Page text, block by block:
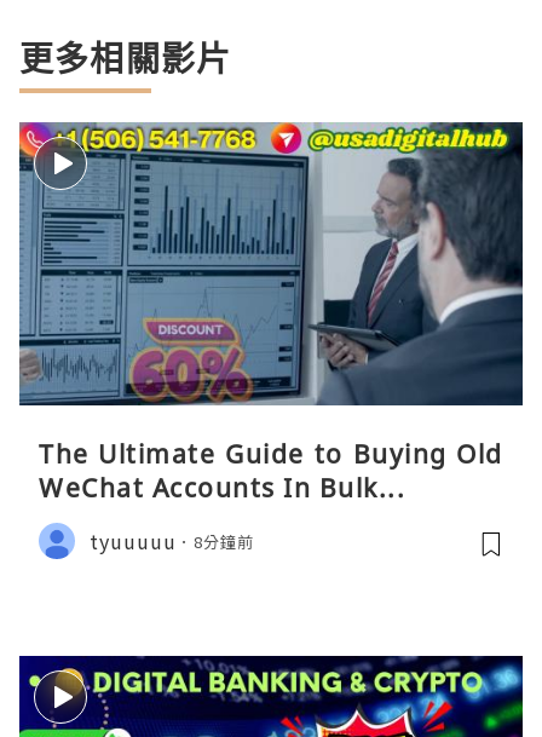
更多相關影片
The Ultimate Guide to Buying Old
WeChat Accounts In Bulk...
tyuuuuu 8分鐘前